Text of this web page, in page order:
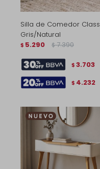
Silla de Comedor
Gris/Natural
$ 5.290 $ 7.390
$ 3.703
$ 4.232